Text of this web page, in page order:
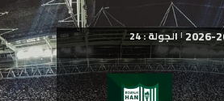
| الجولة : 24